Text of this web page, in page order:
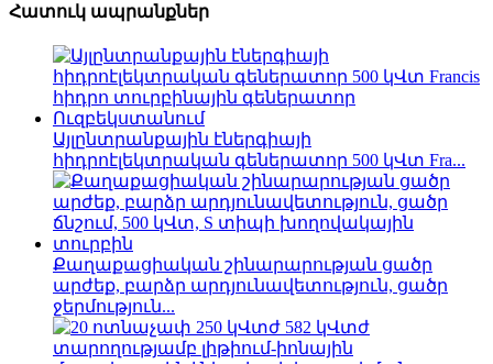
Հատուկ ապրանքներ
Այլընտրանքային էներգիայի
հիդրոէլեկտրական գեներատոր 500 կՎտ Fra...
Քաղաքացիական շինարարության ցածր
արժեք, բարձր արդյունավետություն, ցածր
ջերմություն...